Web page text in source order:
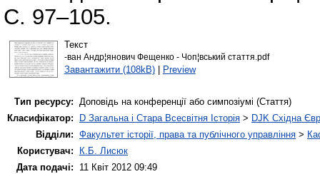
С. 97–105.
Текст
-ван Андр¦янович Фещенко - Чоп¦вський стаття.pdf
Завантажити (108kB)| Preview
Тип ресурсу: Доповідь на конференції або симпозіумі (Стаття)
Класифікатор:
D Загальна і Стара Всесвітня Історія > DJK Східна
Відділи: Факультет історії, права та публічного управління >
Користувач:
К.Б. Лисюк
Дата подачі:
11 Квіт 2012 09:49